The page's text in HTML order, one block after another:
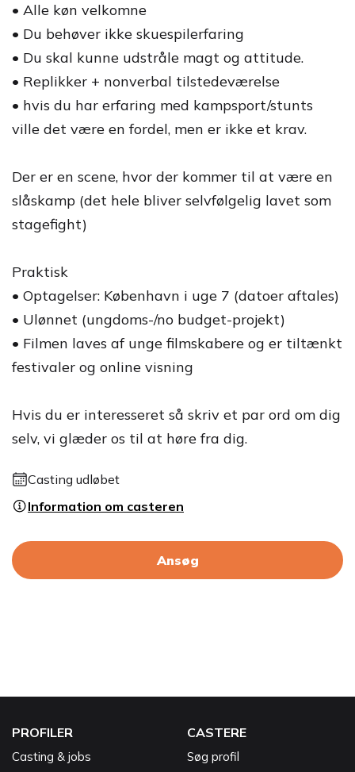
• Alle køn velkomne
• Du behøver ikke skuespilerfaring
• Du skal kunne udstråle magt og attitude.
• Replikker + nonverbal tilstedeværelse
• hvis du har erfaring med kampsport/stunts
ville det være en fordel, men er ikke et krav.
Der er en scene, hvor der kommer til at være en
slåskamp (det hele bliver selvfølgelig lavet som
stagefight)
Praktisk
• Optagelser: København i uge 7 (datoer aftales)
• Ulønnet (ungdoms-/no budget-projekt)
• Filmen laves af unge filmskabere og er tiltænkt
festivaler og online visning
Hvis du er interesseret så skriv et par ord om dig
selv, vi glæder os til at høre fra dig.
Casting udløbet
Information om casteren
Ansøg
PROFILER
Casting & jobs
CASTERE
Søg profil